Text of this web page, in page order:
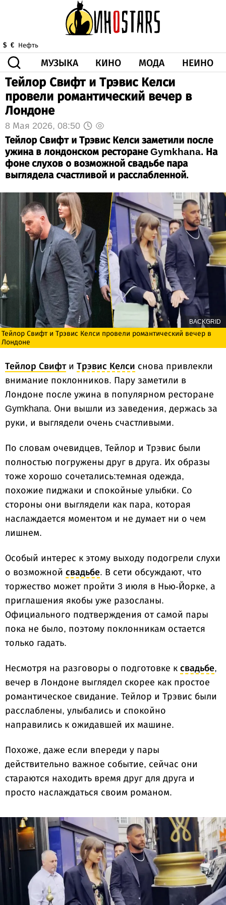
$ € Нефть
МУЗЫКА КИНО МОДА НЕИНО
ЗДОРОВЬЕ КОРОНА ИСКУССТВО
ДРУГОЕ
ВИДЕО
Тейлор Свифт и Трэвис Келси
провели романтический вечер в
Лондоне
8 Мая 2026, 08:50
Тейлор Свифт и Трэвис Келси заметили после
ужина в лондонском ресторане Gymkhana. На
фоне слухов о возможной свадьбе пара
выглядела счастливой и расслабленной.
BACKGRID
Тейлор Свифт и Трэвис Келси провели романтический вечер в
Лондоне
Тейлор Свифти Трэвис Келси снова привлекли
внимание поклонников. Пару заметили в
Лондоне после ужина в популярном ресторане
Gymkhana. Они вышли из заведения, держась за
руки, и выглядели очень счастливыми.
По словам очевидцев, Тейлор и Трэвис были
полностью погружены друг в друга. Их образы
тоже хорошо сочетались:темная одежда,
похожие пиджаки и спокойные улыбки. Со
стороны они выглядели как пара, которая
наслаждается моментом и не думает ни о чем
лишнем.
Особый интерес к этому выходу подогрели слухи
о возможной свадьбе. В сети обсуждают, что
торжество может пройти 3 июля в Нью-Йорке, а
приглашения якобы уже разосланы.
Официального подтверждения от самой пары
пока не было, поэтому поклонникам остается
только гадать.
Несмотря на разговоры о подготовке к свадьбе,
вечер в Лондоне выглядел скорее как простое
романтическое свидание. Тейлор и Трэвис были
расслаблены, улыбались и спокойно
направились к ожидавшей их машине.
Похоже, даже если впереди у пары
действительно важное событие, сейчас они
стараются находить время друг для друга и
просто наслаждаться своим романом.